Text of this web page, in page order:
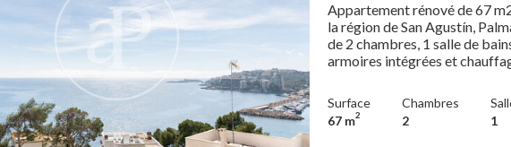
Appartement rénové de 67
la région de San Agustín,
de 2 chambres, 1 salle de
armoires intégrées et
Surface
67 m2
Chambres
2
1
sont utilisés pour stocker des informations sur les préférences et les choix
de l'utilisateur grâce à l'observation continue de ses habitudes de
Grâce à eux, nous pouvons connaître les habitudes de navigation sur le
et afficher des publicités liées au profil de navigation de l'utilisateur.
Enregistrer les paramètres Tout accepter